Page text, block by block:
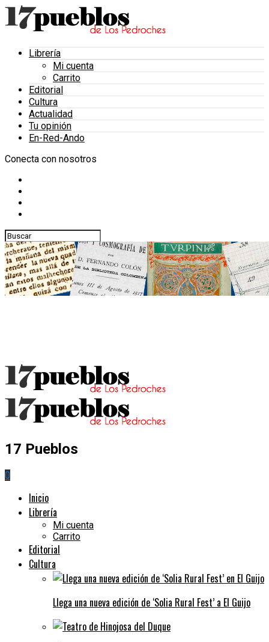
Librería
Mi cuenta
Carrito
Editorial
Cultura
Actualidad
Tu opinión
En-Red-Ando
Conecta con nosotros
17 Pueblos
0
Inicio
Librería
Mi cuenta
Carrito
Editorial
Cultura
Llega una nueva edición de ‘Solia Rural Fest’ a El Guijo